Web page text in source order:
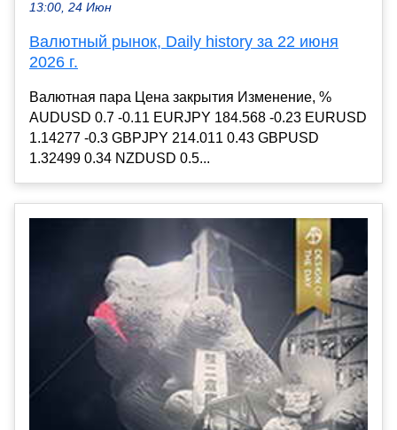
13:00, 24 Июн
Валютный рынок, Daily history за 22 июня
2026 г.
Валютная пара Цена закрытия Изменение, %
AUDUSD 0.7 -0.11 EURJPY 184.568 -0.23 EURUSD
1.14277 -0.3 GBPJPY 214.011 0.43 GBPUSD
1.32499 0.34 NZDUSD 0.5...